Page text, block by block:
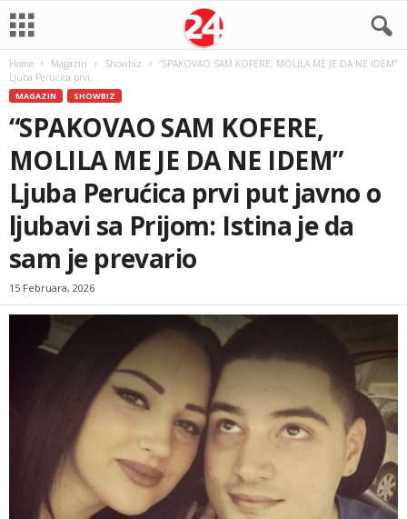
Home Magazin Showbiz
“SPAKOVAO SAM KOFERE, MOLILA ME JE DA NE IDEM”
Ljuba Perućica prvi...
MAGAZIN SHOWBIZ
“SPAKOVAO SAM KOFERE,
MOLILA ME JE DA NE IDEM”
Ljuba Perućica prvi put javno o
ljubavi sa Prijom: Istina je da
sam je prevario
15 Februara, 2026